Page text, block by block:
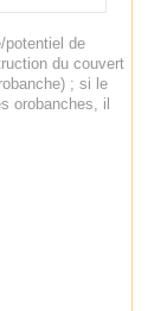
potentiel de
du couvert
; si le
orobanches, il